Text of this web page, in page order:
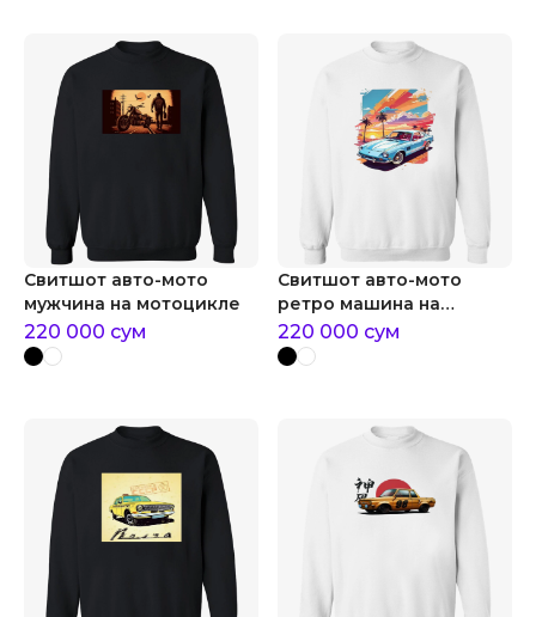
Свитшот авто-мото
мужчина на мотоцикле
220 000 сум
Свитшот авто-мото
ретро машина на
цветном фоне
220 000 сум